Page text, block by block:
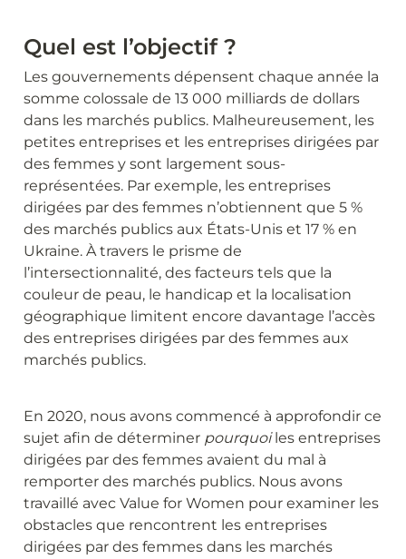
Quel est l’objectif ?
Les gouvernements dépensent chaque année la
somme colossale de 13 000 milliards de dollars
dans les marchés publics. Malheureusement, les
petites entreprises et les entreprises dirigées par
des femmes y sont largement sous-
représentées. Par exemple, les entreprises
dirigées par des femmes n’obtiennent que 5 %
des marchés publics aux États-Unis et 17 % en
Ukraine. À travers le prisme de
l’intersectionnalité, des facteurs tels que la
couleur de peau, le handicap et la localisation
géographique limitent encore davantage l’accès
des entreprises dirigées par des femmes aux
marchés publics.
En 2020, nous avons commencé à approfondir ce
sujet afin de déterminer pourquoi les entreprises
dirigées par des femmes avaient du mal à
remporter des marchés publics. Nous avons
travaillé avec Value for Women pour examiner les
obstacles que rencontrent les entreprises
dirigées par des femmes dans les marchés